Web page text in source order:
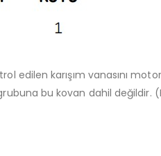
edilen karışım vanasını
grubuna bu kovan dahil